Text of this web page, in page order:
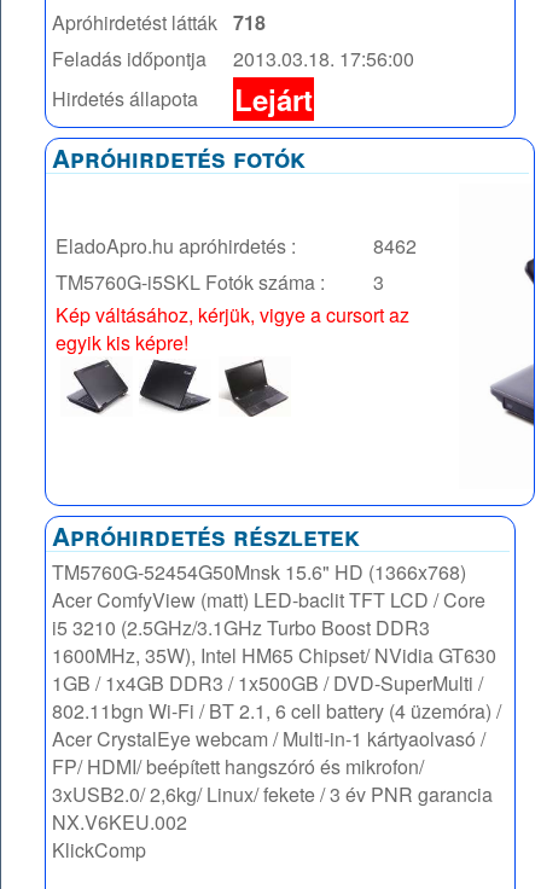
Apróhirdetést látták 718
Feladás időpontja
2013.03.18. 17:56:00
Hirdetés állapota
Lejárt
Apróhirdetés fotók
EladoApro.hu apróhirdetés :
8462
TM5760G-i5SKL Fotók száma :
3
Kép váltásához, kérjük, vigye a cursort az
egyik kis képre!
Apróhirdetés részletek
TM5760G-52454G50Mnsk 15.6" HD (1366x768)
Acer ComfyView (matt) LED-baclit TFT LCD / Core
i5 3210 (2.5GHz/3.1GHz Turbo Boost DDR3
1600MHz, 35W), Intel HM65 Chipset/ NVidia GT630
1GB / 1x4GB DDR3 / 1x500GB / DVD-SuperMulti /
802.11bgn Wi-Fi / BT 2.1, 6 cell battery (4 üzemóra) /
Acer CrystalEye webcam / Multi-in-1 kártyaolvasó /
FP/ HDMI/ beépített hangszóró és mikrofon/
3xUSB2.0/ 2,6kg/ Linux/ fekete / 3 év PNR garancia
NX.V6KEU.002
KlickComp